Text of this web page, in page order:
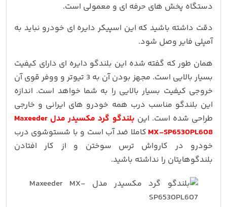
دستگاه پخش های حرفه ای و معمولی است.
دقت داشته باشید که این اسپیکر دایره ای خودرو نباید به
آمپلی فایر وصل شود.
همان طور که گفته شده این بلندگو دایره ای دارای کیفیت
بسیار بالایی است. مجهز بودن آن به 3 تیوتر و ووفر قوی آن
خروجی کیفیت بسیار بالایی را به شما خواهد است. اندازه
این بلندگو مناسب درب همه خودرو های ایرانی و خارجی
طراحی شده است. این
بلندگو گرد مکسیدر مدل Maxeeder
MX-SP6530PL608 کاملا ضد آب است و با شستوشوی درب
خودرو در کارواش ترس سوختن و از کار افتادن
بلندگوهایتان را نداشته باشید.